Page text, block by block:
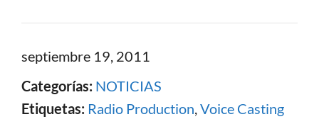
septiembre 19, 2011
Categorías: NOTICIAS
Etiquetas: Radio Production,Voice Casting